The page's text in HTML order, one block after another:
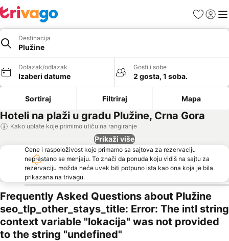
FavoritiPrijavi
Destinacija
Plužine
Dolazak/odlazak
Izaberi datume
Gosti i sobe
2 gosta, 1 soba.
Sortiraj Filtriraj Mapa
Hoteli na plaži u gradu Plužine, Crna Gora
Kako uplate koje primimo utiču na rangiranje
Prikaži više
Cene i raspoloživost koje primamo sa sajtova za rezervaciju
neprestano se menjaju. To znači da ponuda koju vidiš na sajtu za
rezervaciju možda neće uvek biti potpuno ista kao ona koja je bila
prikazana na trivagu.
Frequently Asked Questions about Plužine
seo_tlp_other_stays_title: Error: The intl string
context variable "lokacija" was not provided
to the string "undefined"